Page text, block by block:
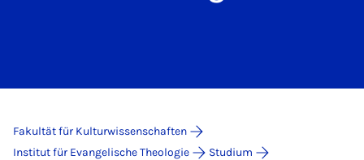
Fakultät für Kulturwissenschaften
Institut für Evangelische Theologie
Studium